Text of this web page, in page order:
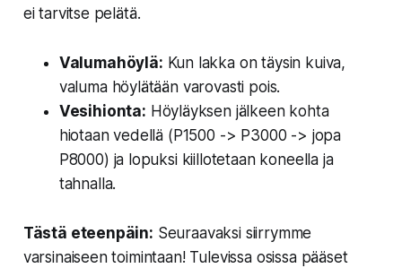
ei tarvitse pelätä.
Valumahöylä: Kun lakka on täysin kuiva,
valuma höylätään varovasti pois.
Vesihionta: Höyläyksen jälkeen kohta
hiotaan vedellä (P1500 -> P3000 -> jopa
P8000) ja lopuksi kiillotetaan koneella ja
tahnalla.
Tästä eteenpäin: Seuraavaksi siirrymme
varsinaiseen toimintaan! Tulevissa osissa pääset